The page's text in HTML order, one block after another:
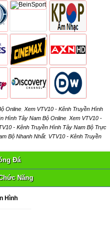
Online Xem VTV10 - Kênh Truyền Hình
Hình Tây Nam Bộ Online Xem VTV10 -
- Kênh Truyền Hình Tây Nam Bộ Trực
Bộ Nhanh Nhất, VTV10 - Kênh Truyền
Đá
Năng
Hình